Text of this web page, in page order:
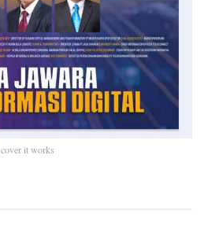
cover it works